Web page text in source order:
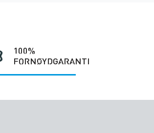
100%
FORNØYDGARANTI